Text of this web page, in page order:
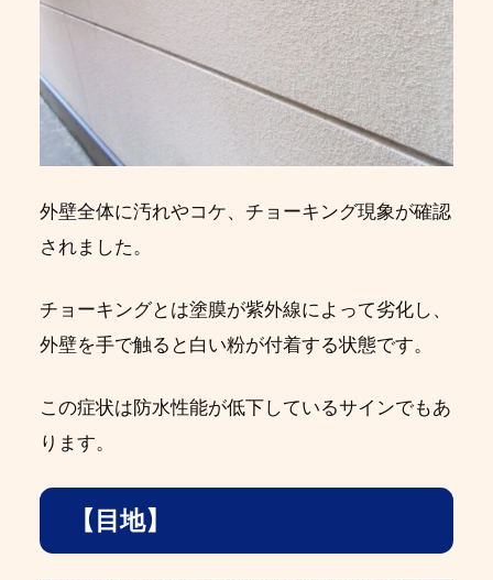
外壁全体に汚れやコケ、チョーキング現象が確認
されました。
チョーキングとは塗膜が紫外線によって劣化し、
外壁を手で触ると白い粉が付着する状態です。
この症状は防水性能が低下しているサインでもあ
ります。
【目地】